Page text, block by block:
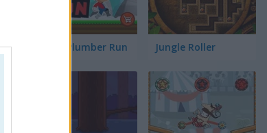
Super Plumber Run Jungle Roller